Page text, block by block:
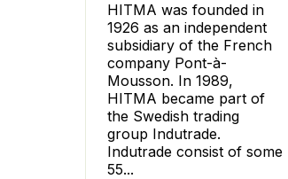
BESafe gasdetector |Foto: Crowcon
HITMA was founded in
1926 as an independent
subsidiary of the French
company Pont-à-
Mousson. In 1989,
HITMA became part of
the Swedish trading
group Indutrade.
Indutrade consist of some
55...